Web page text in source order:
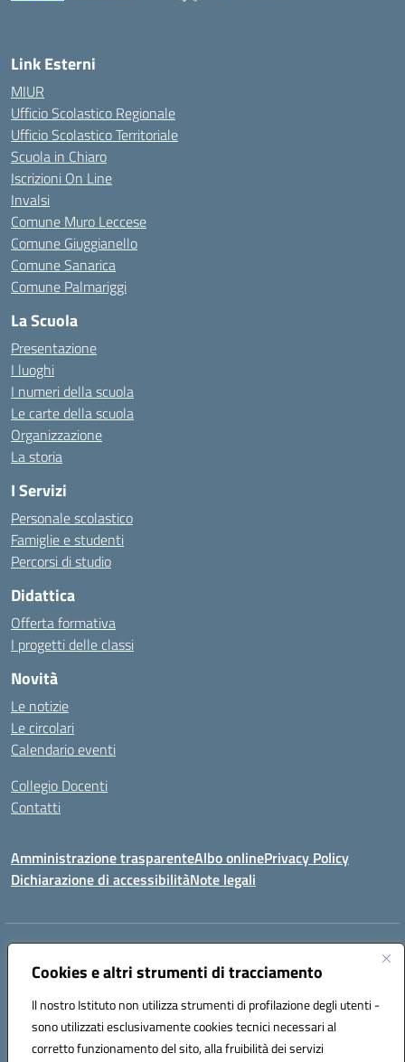
Cookies e altri strumenti di tracciamento
Il nostro Istituto non utilizza strumenti di profilazione degli utenti -
sono utilizzati esclusivamente cookies tecnici necessari al
corretto funzionamento del sito, alla fruibilità dei servizi
Link Esterni
MIUR
Ufficio Scolastico Regionale
Ufficio Scolastico Territoriale
Scuola in Chiaro
Iscrizioni On Line
Invalsi
Comune Muro Leccese
Comune Giuggianello
Comune Sanarica
Comune Palmariggi
La Scuola
Presentazione
I luoghi
I numeri della scuola
Le carte della scuola
Organizzazione
La storia
I Servizi
Personale scolastico
Famiglie e studenti
Percorsi di studio
Didattica
Offerta formativa
I progetti delle classi
Novità
Le notizie
Le circolari
Calendario eventi
Collegio Docenti
Contatti
Amministrazione trasparenteAlbo onlinePrivacy Policy
Dichiarazione di accessibilitàNote legali
Indirizzo:
Centralino:+39 0836.341064 Email:leic81300l@istruzione.it
Codice fiscale: 92012610751
Codice meccanografico:
LEIC81300L